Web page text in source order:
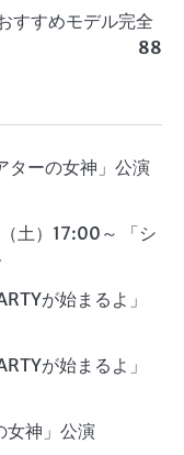
すすめモデル完全
88
ーの女神」公演
土）17:00～ 「シ
が始まるよ」
が始まるよ」
女神」公演